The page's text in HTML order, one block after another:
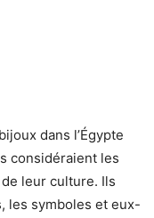
dans l’Égypte
considéraient les
leur culture. Ils
les symboles et eux-